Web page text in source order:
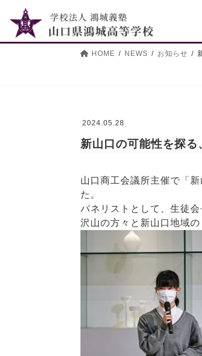
HOME NEWS お知らせ
2024.05.28
新山口の可能性を探る
山口商工会議所主催で「
た。
パネリストとして、生徒
沢山の方々と新山口地域